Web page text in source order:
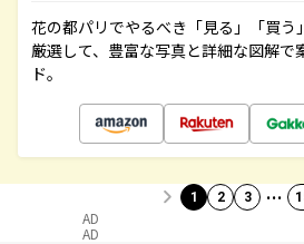
花の都パリでやるべき「見る」「買う
厳選して、豊富な写真と詳細な図解で
ド。
1 2 3 …
AD
AD